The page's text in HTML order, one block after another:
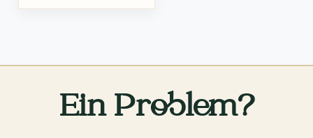
Ein Problem?